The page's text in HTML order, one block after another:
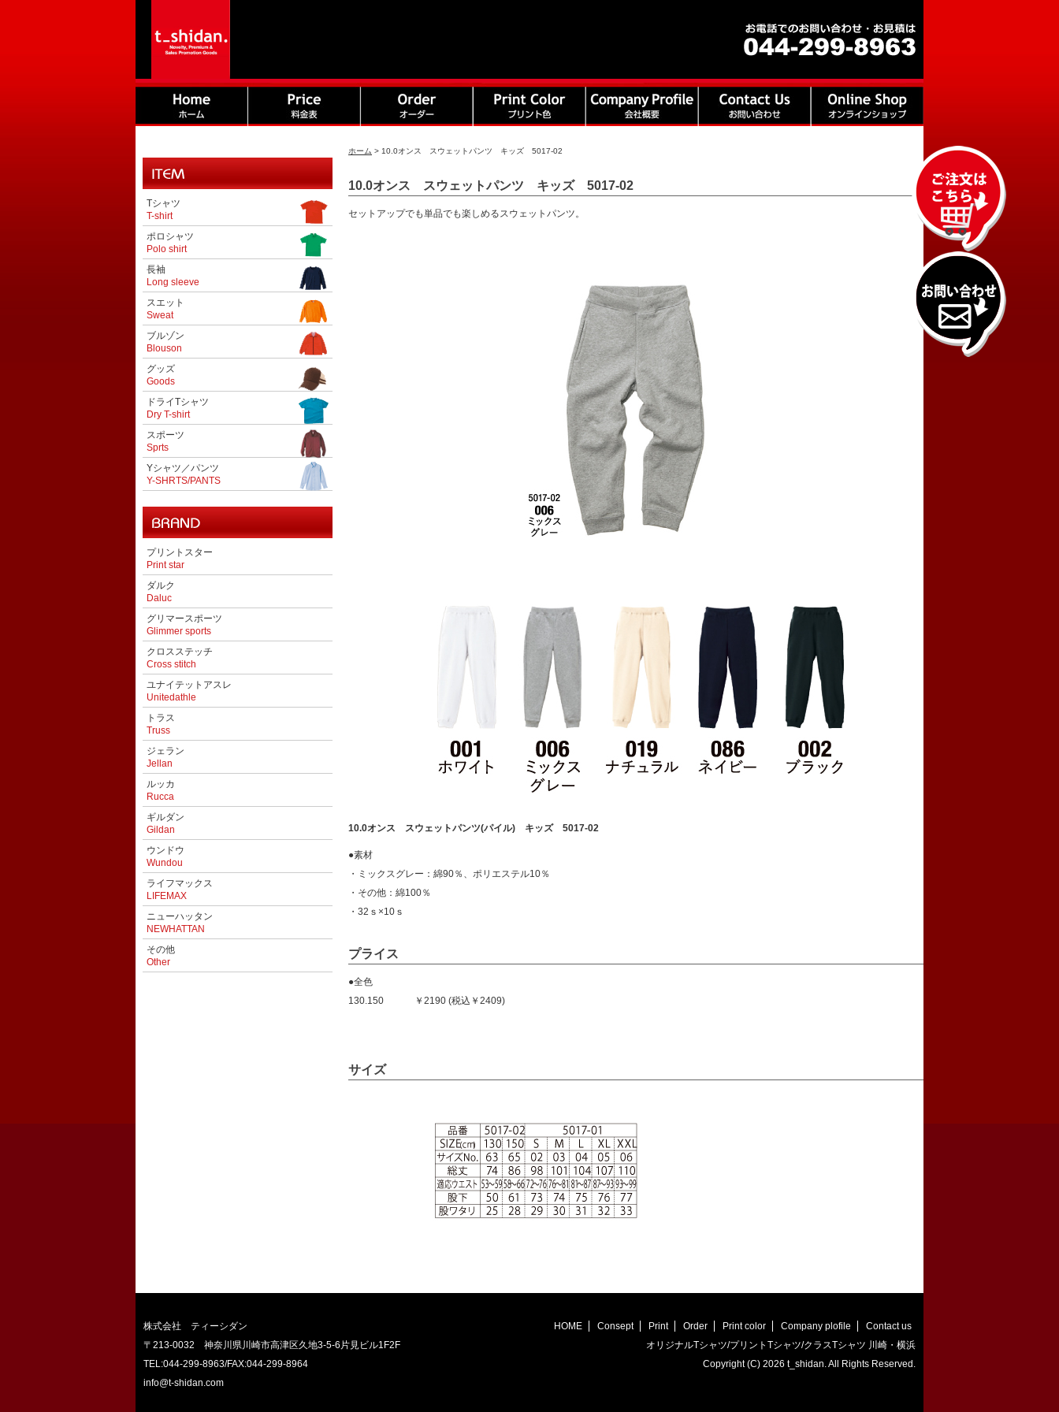
Tシャツ
T-shirt
ポロシャツ
Polo shirt
長袖
Long sleeve
スエット
Sweat
ブルゾン
Blouson
グッズ
Goods
ドライTシャツ
Dry T-shirt
スポーツ
Sprts
Yシャツ／パンツ
Y-SHRTS/PANTS
プリントスター
Print star
ダルク
Daluc
グリマースポーツ
Glimmer sports
クロスステッチ
Cross stitch
ユナイテットアスレ
Unitedathle
トラス
Truss
ジェラン
Jellan
ルッカ
Rucca
ギルダン
Gildan
ウンドウ
Wundou
ライフマックス
LIFEMAX
ニューハッタン
NEWHATTAN
その他
Other
ホーム > 10.0オンス スウェットパンツ キッズ 5017-02
10.0オンス スウェットパンツ キッズ 5017-02
セットアップでも単品でも楽しめるスウェットパンツ。
10.0オンス スウェットパンツ(パイル) キッズ 5017-02
●素材
・ミックスグレー：綿90％、ポリエステル10％
・その他：綿100％
・32ｓ×10ｓ
プライス
●全色
130.150 ￥2190 (税込￥2409)
サイズ
株式会社 ティーシダン
〒213-0032 神奈川県川崎市高津区久地3-5-6片見ビル1F2F
TEL:044-299-8963/FAX:044-299-8964
info@t-shidan.com
HOME Consept Print Order Print color Company plofile
Contact us
オリジナルTシャツ/プリントTシャツ/クラスTシャツ 川崎・横浜
Copyright (C) 2026 t_shidan. All Rights Reserved.